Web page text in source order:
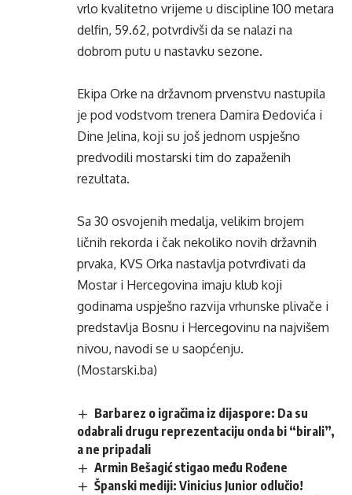
vrlo kvalitetno vrijeme u discipline 100 metara
delfin, 59.62, potvrdivši da se nalazi na
dobrom putu u nastavku sezone.
Ekipa Orke na državnom prvenstvu nastupila
je pod vodstvom trenera Damira Đedovića i
Dine Jelina, koji su još jednom uspješno
predvodili mostarski tim do zapaženih
rezultata.
Sa 30 osvojenih medalja, velikim brojem
ličnih rekorda i čak nekoliko novih državnih
prvaka, KVS Orka nastavlja potvrđivati da
Mostar i Hercegovina imaju klub koji
godinama uspješno razvija vrhunske plivače i
predstavlja Bosnu i Hercegovinu na najvišem
nivou, navodi se u saopćenju.
(Mostarski.ba)
Barbarez o igračima iz dijaspore: Da su
odabrali drugu reprezentaciju onda bi “birali”,
a ne pripadali
Armin Bešagić stigao među Rođene
Španski mediji: Vinicius Junior odlučio!